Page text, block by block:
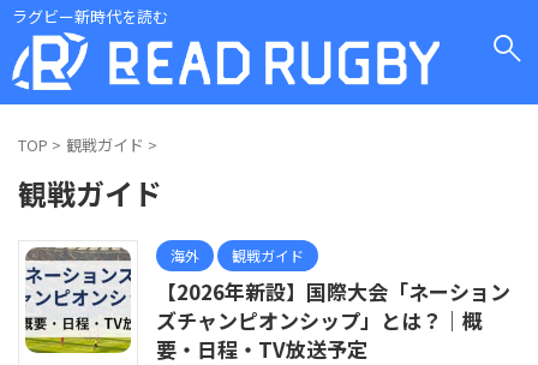
ラグビー新時代を読む
TOP > 観戦ガイド >
観戦ガイド
海外 観戦ガイド
【2026年新設】国際大会「ネーション
ズチャンピオンシップ」とは？｜概
要・日程・TV放送予定